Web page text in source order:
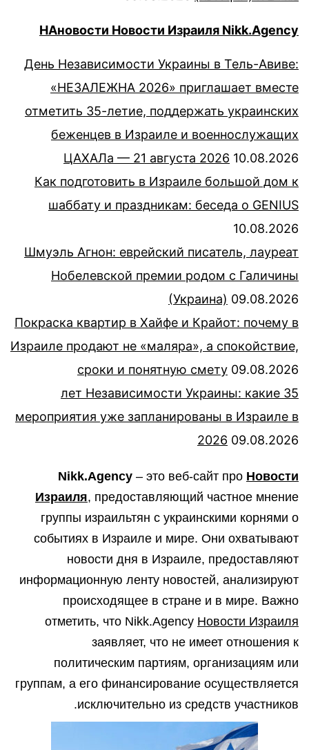
НАновости Новости Израиля Nikk.Agency
День Независимости Украины в Тель-Авиве:
«НЕЗАЛЕЖНА 2026» приглашает вместе
отметить 35-летие, поддержать украинских
беженцев в Израиле и военнослужащих
ЦАХАЛа — 21 августа 2026 10.08.2026
Как подготовить в Израиле большой дом к
шаббату и праздникам: беседа о GENIUS
10.08.2026
Шмуэль Агнон: еврейский писатель, лауреат
Нобелевской премии родом с Галичины
(Украина) 09.08.2026
Покраска квартир в Хайфе и Крайот: почему в
Израиле продают не «маляра», а спокойствие,
сроки и понятную смету 09.08.2026
35 лет Независимости Украины: какие
мероприятия уже запланированы в Израиле в
2026 09.08.2026
Nikk.Agency – это веб-сайт про Новости
Израиля, предоставляющий частное мнение
группы израильтян с украинскими корнями о
событиях в Израиле и мире. Они охватывают
новости дня в Израиле, предоставляют
информационную ленту новостей, анализируют
происходящее в стране и в мире. Важно
отметить, что Nikk.Agency Новости Израиля
заявляет, что не имеет отношения к
политическим партиям, организациям или
группам, а его финансирование осуществляется
исключительно из средств участников.